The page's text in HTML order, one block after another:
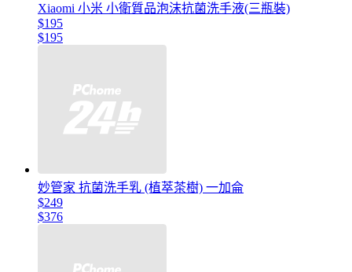
Xiaomi 小米 小衛質品泡沫抗菌洗手液(三瓶裝)
$195
$195
妙管家 抗菌洗手乳 (植萃茶樹) 一加侖
$249
$376